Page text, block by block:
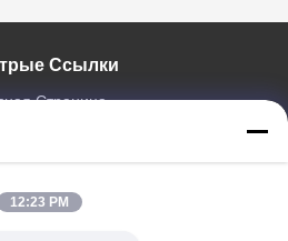
Ссылки
Страница
Ролики
О Компании
Фабрика
12:23 PM